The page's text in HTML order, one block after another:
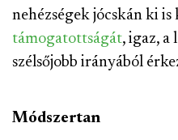
nehézségek jócskán ki is
támogatottságát, igaz, a
szélsőjobb irányából
Módszertan